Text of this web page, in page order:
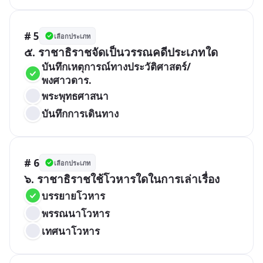
# 5 เลือกประเภท
๕. ราชาธิราชจัดเป็นวรรณคดีประเภทใด
บันทึกเหตุการณ์ทางประวัติศาสตร์/
พงศาวดาร.
พระพุทธศาสนา
บันทึกการเดินทาง
# 6 เลือกประเภท
๖. ราชาธิราชใช้โวหารใดในการเล่าเรื่อง
บรรยายโวหาร
พรรณนาโวหาร
เทศนาโวหาร